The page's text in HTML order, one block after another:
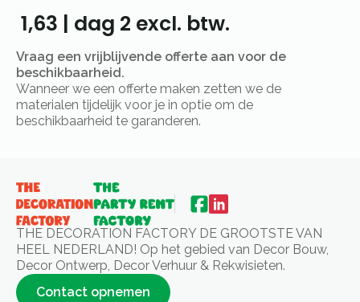
1,63 | dag 2 excl. btw.
Vraag een vrijblijvende offerte aan voor de
beschikbaarheid.
Wanneer we een offerte maken zetten we de
materialen tijdelijk voor je in optie om de
beschikbaarheid te garanderen.
THE DECORATION FACTORY DE GROOTSTE VAN
HEEL NEDERLAND! Op het gebied van Decor Bouw,
Decor Ontwerp, Decor Verhuur & Rekwisieten.
Contact opnemen